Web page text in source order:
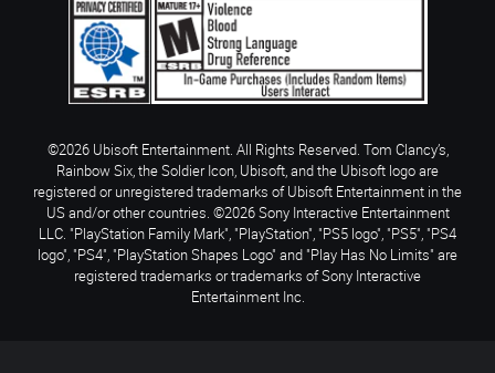
©2026 Ubisoft Entertainment. All Rights Reserved. Tom Clancy’s,
Rainbow Six, the Soldier Icon, Ubisoft, and the Ubisoft logo are
registered or unregistered trademarks of Ubisoft Entertainment in the
US and/or other countries. ©2026 Sony Interactive Entertainment
LLC. "PlayStation Family Mark", "PlayStation", "PS5 logo", "PS5", "PS4
logo", "PS4", "PlayStation Shapes Logo" and "Play Has No Limits" are
registered trademarks or trademarks of Sony Interactive
Entertainment Inc.